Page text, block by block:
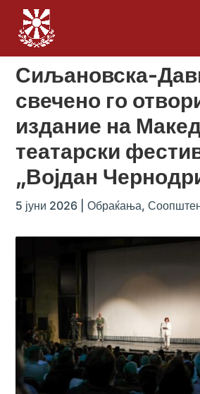
Сиљановска-
свечено го
издание на
театарски
„Војдан
5 јуни 2026 |Обраќања,